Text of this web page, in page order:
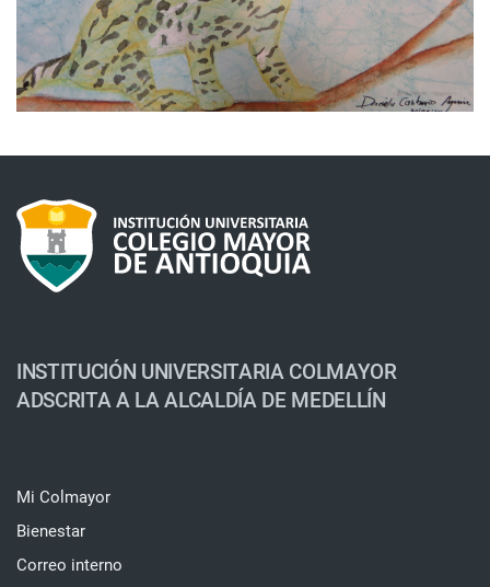
INSTITUCIÓN UNIVERSITARIA COLMAYOR
ADSCRITA A LA ALCALDÍA DE MEDELLÍN
Mi Colmayor
Bienestar
Correo interno